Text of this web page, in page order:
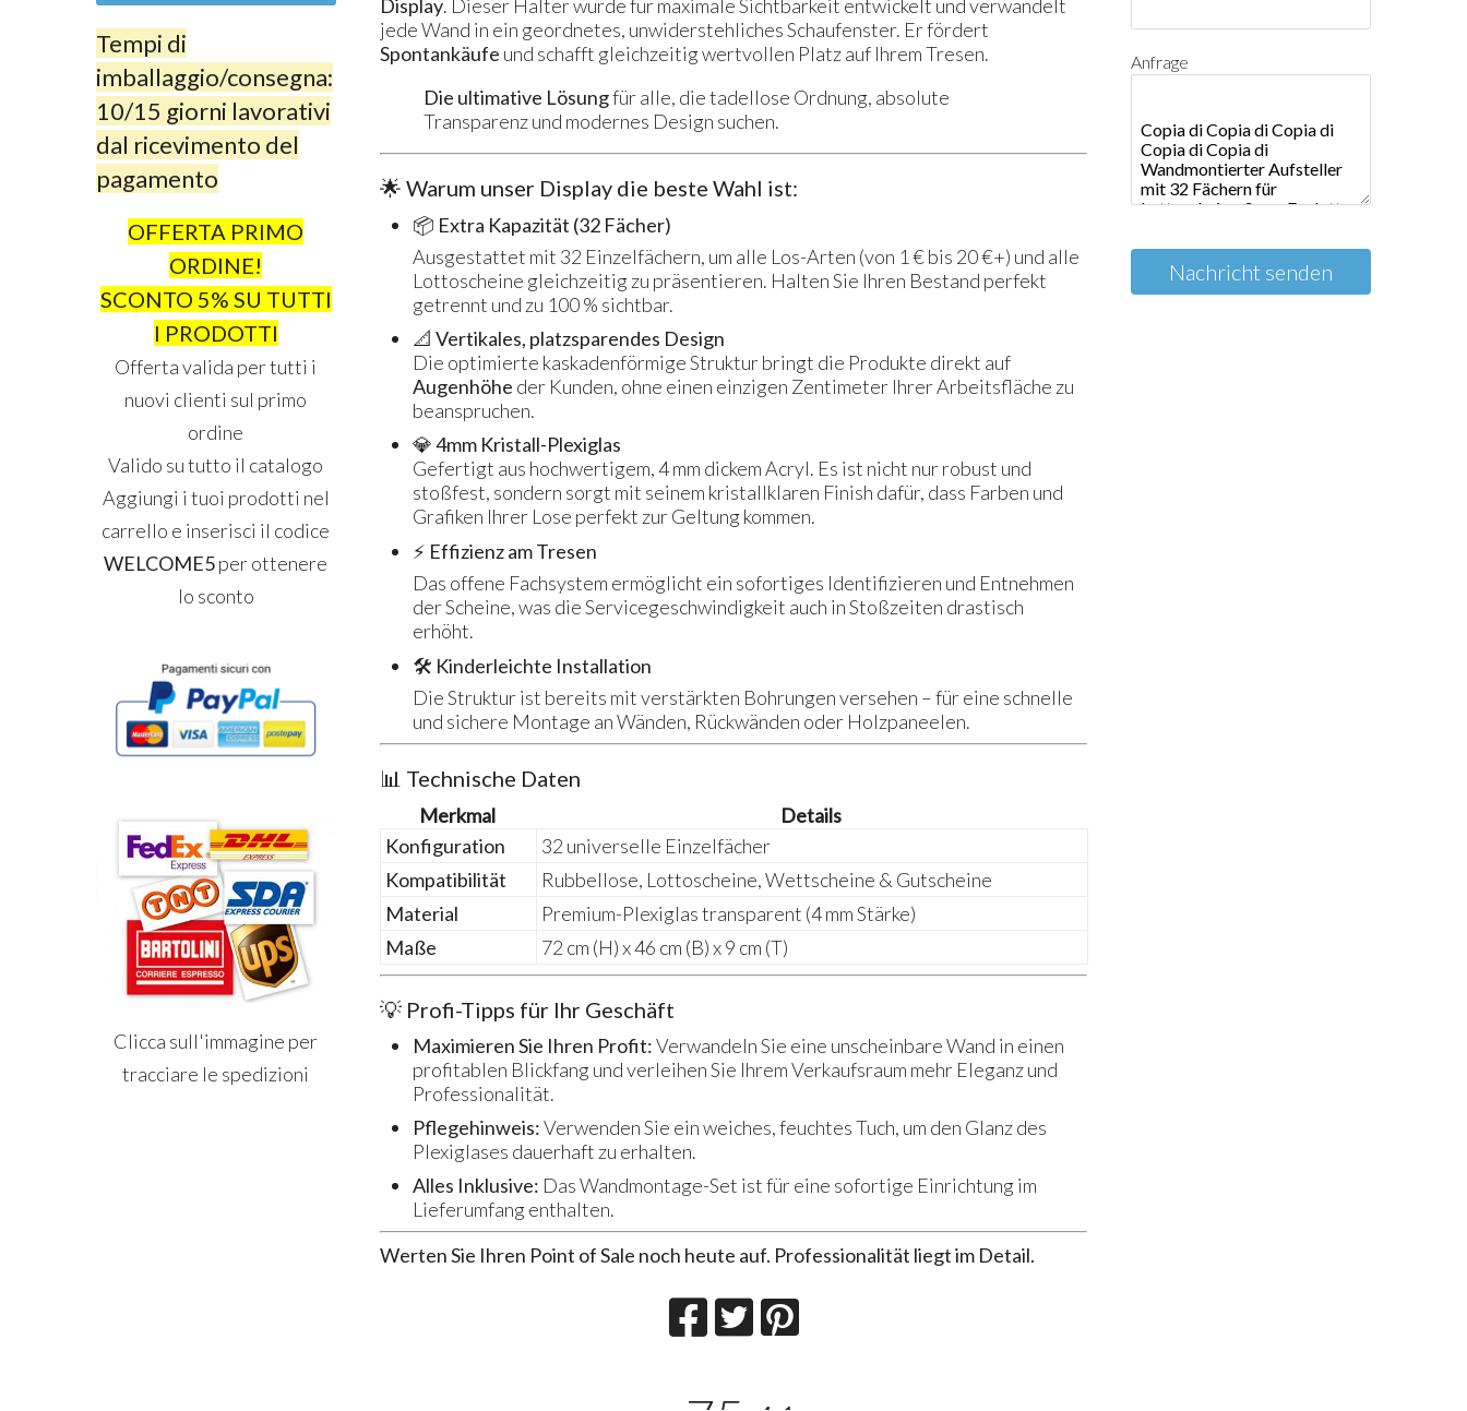
Display. Dieser Halter wurde für maximale Sichtbarkeit entwickelt und verwandelt
jede Wand in ein geordnetes, unwiderstehliches Schaufenster. Er fördert
Spontankäufe und schafft gleichzeitig wertvollen Platz auf Ihrem Tresen.
Die ultimative Lösungfür alle, die tadellose Ordnung, absolute
Transparenz und modernes Design suchen.
🌟 Warum unser Display die beste Wahl ist:
📦 Extra Kapazität (32 Fächer)
Ausgestattet mit 32 Einzelfächern, um alle Los-Arten (von 1 € bis 20 €+) und alle
Lottoscheine gleichzeitig zu präsentieren. Halten Sie Ihren Bestand perfekt
getrennt und zu 100 % sichtbar.
📐 Vertikales, platzsparendes Design
Die optimierte kaskadenförmige Struktur bringt die Produkte direkt auf
Augenhöhe der Kunden, ohne einen einzigen Zentimeter Ihrer Arbeitsfläche zu
beanspruchen.
💎 4mm Kristall-Plexiglas
Gefertigt aus hochwertigem, 4 mm dickem Acryl. Es ist nicht nur robust und
stoßfest, sondern sorgt mit seinem kristallklaren Finish dafür, dass Farben und
Grafiken Ihrer Lose perfekt zur Geltung kommen.
⚡ Effizienz am Tresen
Das offene Fachsystem ermöglicht ein sofortiges Identifizieren und Entnehmen
der Scheine, was die Servicegeschwindigkeit auch in Stoßzeiten drastisch
erhöht.
🛠️ Kinderleichte Installation
Die Struktur ist bereits mit verstärkten Bohrungen versehen – für eine schnelle
und sichere Montage an Wänden, Rückwänden oder Holzpaneelen.
📊 Technische Daten
Merkmal
Details
Konfiguration
32 universelle Einzelfächer
Kompatibilität
Rubbellose, Lottoscheine, Wettscheine & Gutscheine
Material
Premium-Plexiglas transparent (4 mm Stärke)
Maße
72 cm (H) x 46 cm (B) x 9 cm (T)
💡 Profi-Tipps für Ihr Geschäft
Maximieren Sie Ihren Profit:Verwandeln Sie eine unscheinbare Wand in einen
profitablen Blickfang und verleihen Sie Ihrem Verkaufsraum mehr Eleganz und
Professionalität.
Pflegehinweis:Verwenden Sie ein weiches, feuchtes Tuch, um den Glanz des
Plexiglases dauerhaft zu erhalten.
Alles Inklusive: Das Wandmontage-Set ist für eine sofortige Einrichtung im
Lieferumfang enthalten.
Werten Sie Ihren Point of Sale noch heute auf. Professionalität liegt im Detail.
Tempi di
imballaggio/consegna:
10/15 giorni lavorativi
dal ricevimento del
pagamento
OFFERTA PRIMO
ORDINE!
SCONTO 5% SU TUTTI
I PRODOTTI
Offerta valida per tutti i
nuovi clienti sul primo
ordine
Valido su tutto il catalogo
Aggiungi i tuoi prodotti nel
carrello e inserisci il codice
WELCOME5per ottenere
lo sconto
Clicca sull'immagine per
tracciare le spedizioni
Anfrage
Nachricht senden